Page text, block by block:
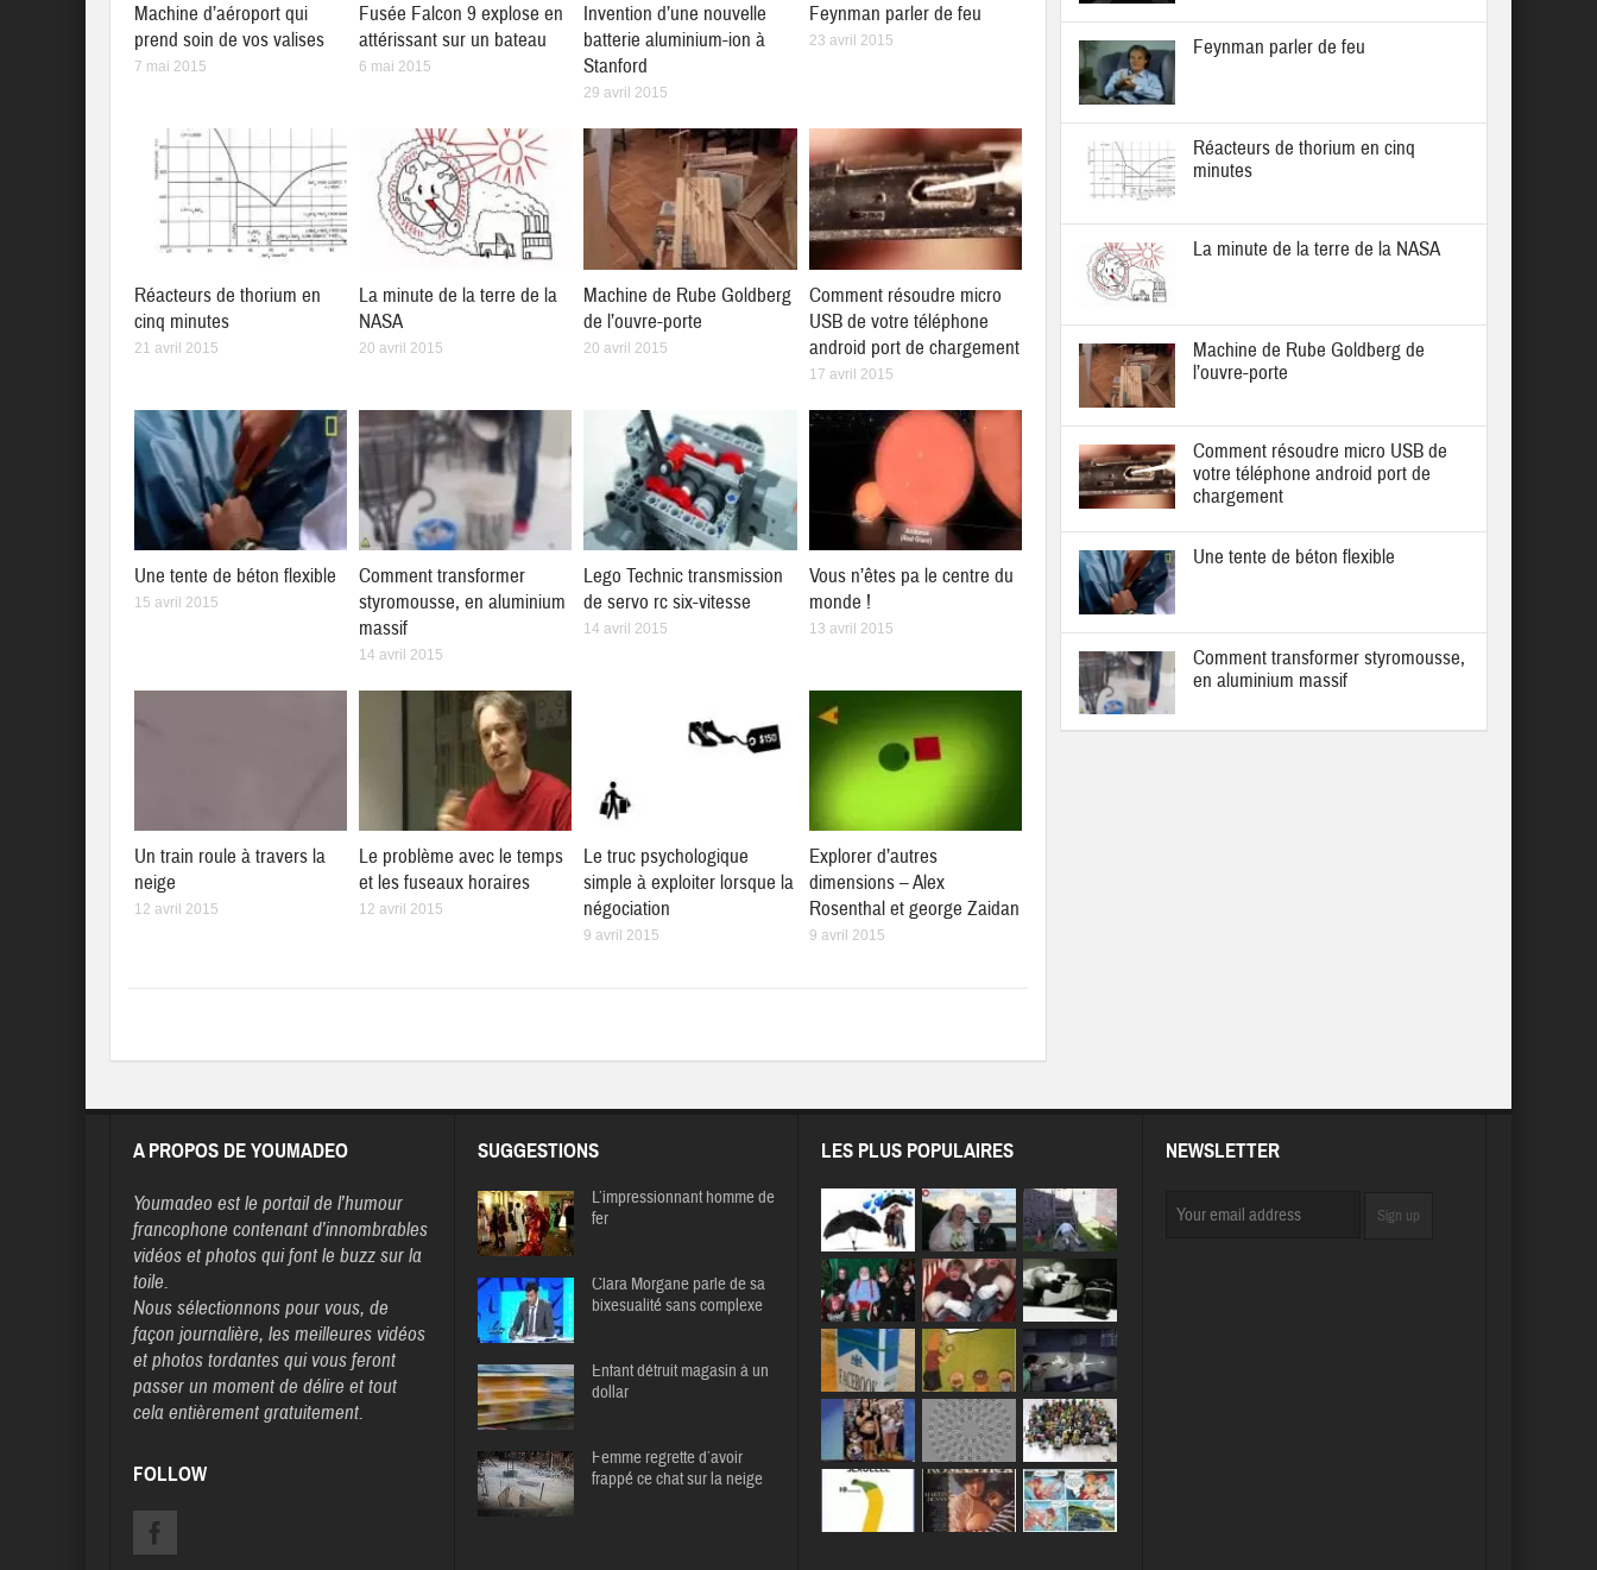
Machine d’aéroport qui
prend soin de vos valises
7 mai 2015
Fusée Falcon 9 explose en
attérissant sur un bateau
6 mai 2015
Invention d’une nouvelle
batterie aluminium-ion à
Stanford
29 avril 2015
Feynman parler de feu
23 avril 2015
Réacteurs de thorium en
cinq minutes
21 avril 2015
La minute de la terre de la
NASA
20 avril 2015
Machine de Rube Goldberg
de l’ouvre-porte
20 avril 2015
Comment résoudre micro
USB de votre téléphone
android port de chargement
17 avril 2015
Une tente de béton flexible
15 avril 2015
Comment transformer
styromousse, en aluminium
massif
14 avril 2015
Lego Technic transmission
de servo rc six-vitesse
14 avril 2015
Vous n’êtes pa le centre du
monde !
13 avril 2015
Un train roule à travers la
neige
12 avril 2015
Le problème avec le temps
et les fuseaux horaires
12 avril 2015
Le truc psychologique
simple à exploiter lorsque la
négociation
9 avril 2015
Explorer d’autres
dimensions – Alex
Rosenthal et george Zaidan
9 avril 2015
Feynman parler de feu
Réacteurs de thorium en cinq
minutes
La minute de la terre de la NASA
Machine de Rube Goldberg de
l’ouvre-porte
Comment résoudre micro USB de
votre téléphone android port de
chargement
Une tente de béton flexible
Comment transformer styromousse,
en aluminium massif
A PROPOS DE YOUMADEO
Youmadeo est le portail de l’humour
francophone contenant d’innombrables
vidéos et photos qui font le buzz sur la
toile.
Nous sélectionnons pour vous, de
façon journalière, les meilleures vidéos
et photos tordantes qui vous feront
passer un moment de délire et tout
cela entièrement gratuitement.
FOLLOW
SUGGESTIONS
L’impressionnant homme de
fer
Clara Morgane parle de sa
bixesualité sans complexe
Enfant détruit magasin à un
dollar
Femme regrette d’avoir
frappé ce chat sur la neige
LES PLUS POPULAIRES NEWSLETTER